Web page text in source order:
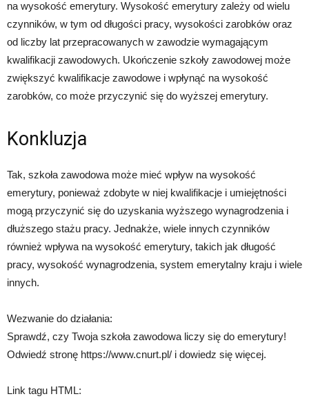
na wysokość emerytury. Wysokość emerytury zależy od wielu
czynników, w tym od długości pracy, wysokości zarobków oraz
od liczby lat przepracowanych w zawodzie wymagającym
kwalifikacji zawodowych. Ukończenie szkoły zawodowej może
zwiększyć kwalifikacje zawodowe i wpłynąć na wysokość
zarobków, co może przyczynić się do wyższej emerytury.
Konkluzja
Tak, szkoła zawodowa może mieć wpływ na wysokość
emerytury, ponieważ zdobyte w niej kwalifikacje i umiejętności
mogą przyczynić się do uzyskania wyższego wynagrodzenia i
dłuższego stażu pracy. Jednakże, wiele innych czynników
również wpływa na wysokość emerytury, takich jak długość
pracy, wysokość wynagrodzenia, system emerytalny kraju i wiele
innych.
Wezwanie do działania:
Sprawdź, czy Twoja szkoła zawodowa liczy się do emerytury!
Odwiedź stronę https://www.cnurt.pl/ i dowiedz się więcej.
Link tagu HTML: